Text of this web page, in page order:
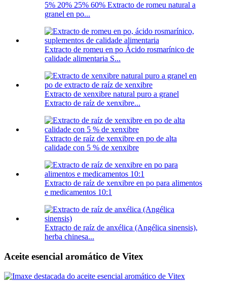
5% 20% 25% 60% Extracto de romeu natural a
granel en po...
Extracto de romeu en po Ácido rosmarínico de
calidade alimentaria S...
Extracto de xenxibre natural puro a granel
Extracto de raíz de xenxibre...
Extracto de raíz de xenxibre en po de alta
calidade con 5 % de xenxibre
Extracto de raíz de xenxibre en po para alimentos
e medicamentos 10:1
Extracto de raíz de anxélica (Angélica sinensis),
herba chinesa...
Aceite esencial aromático de Vitex